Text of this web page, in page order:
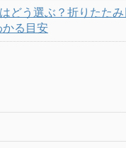
どう選ぶ？折りたたみ
る目安